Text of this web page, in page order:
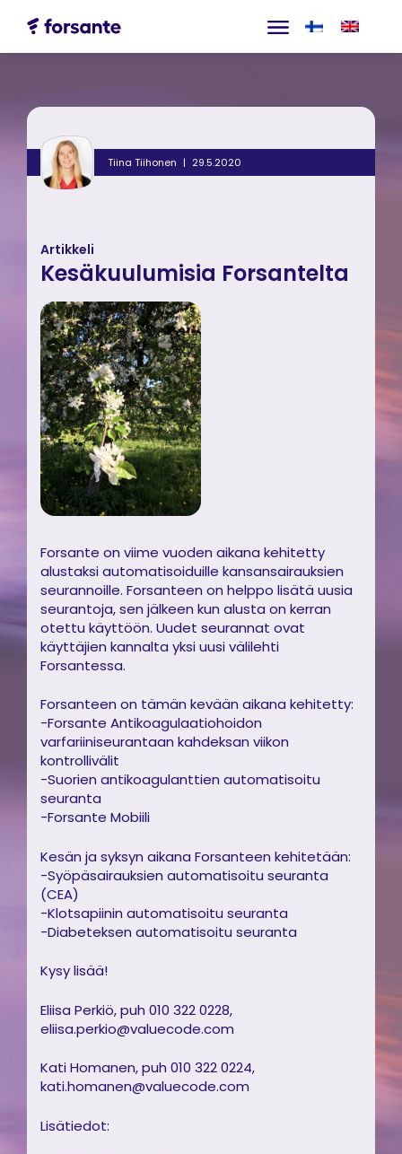
Tiina Tiihonen 29.5.2020
Artikkeli
Kesäkuulumisia Forsantelta
Forsante on viime vuoden aikana kehitetty
alustaksi automatisoiduille kansansairauksien
seurannoille. Forsanteen on helppo lisätä uusia
seurantoja, sen jälkeen kun alusta on kerran
otettu käyttöön. Uudet seurannat ovat
käyttäjien kannalta yksi uusi välilehti
Forsantessa.
Forsanteen on tämän kevään aikana kehitetty:
-Forsante Antikoagulaatiohoidon
varfariiniseurantaan kahdeksan viikon
kontrollivälit
-Suorien antikoagulanttien automatisoitu
seuranta
-Forsante Mobiili
Kesän ja syksyn aikana Forsanteen kehitetään:
-Syöpäsairauksien automatisoitu seuranta
(CEA)
-Klotsapiinin automatisoitu seuranta
-Diabeteksen automatisoitu seuranta
Kysy lisää!
Eliisa Perkiö, puh 010 322 0228,
eliisa.perkio@valuecode.com
Kati Homanen, puh 010 322 0224,
kati.homanen@valuecode.com
Lisätiedot: